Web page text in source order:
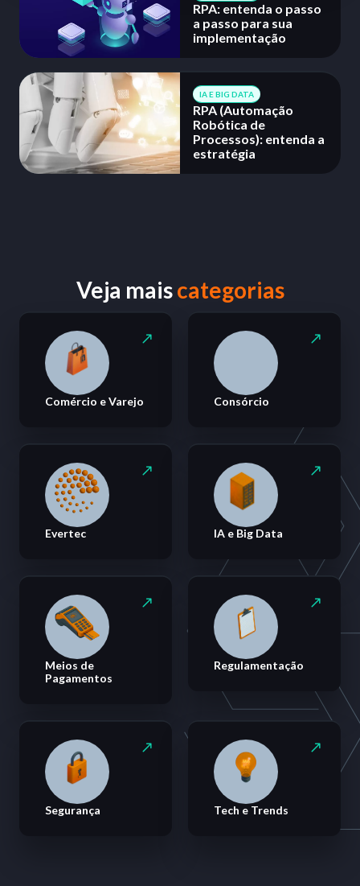
RPA: entenda o passo
a passo para sua
implementação
IA E BIG DATA
RPA (Automação
Robótica de
Processos): entenda a
estratégia
Veja maiscategorias
Comércio e Varejo Consórcio
Evertec IA e Big Data
Meios de
Pagamentos
Regulamentação
Segurança Tech e Trends